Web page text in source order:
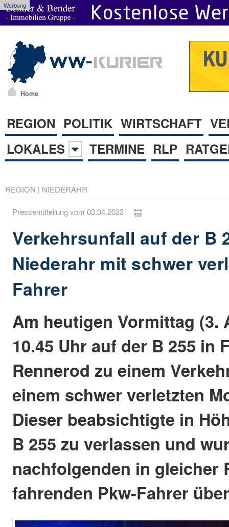
Werbung
Home
REGION POLITIK WIRTSCHAFT
LOKALES
TERMINE RLP
REGION | NIEDERAHR
Pressemitteilung vom 03.04.2023
Verkehrsunfall auf der B
Niederahr mit schwer
Fahrer
Am heutigen Vormittag (3.
10.45 Uhr auf der B 255 in
Rennerod zu einem
einem schwer verletzten
Dieser beabsichtigte in
B 255 zu verlassen und
nachfolgenden in gleicher
fahrenden Pkw-Fahrer